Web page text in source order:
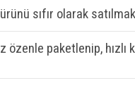
ürünü sıfır olarak
özenle paketlenip,